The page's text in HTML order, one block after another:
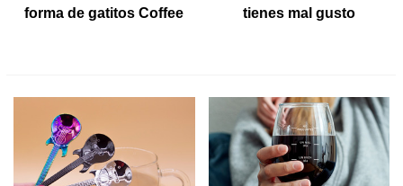
forma de gatitos Coffee
tienes mal gusto